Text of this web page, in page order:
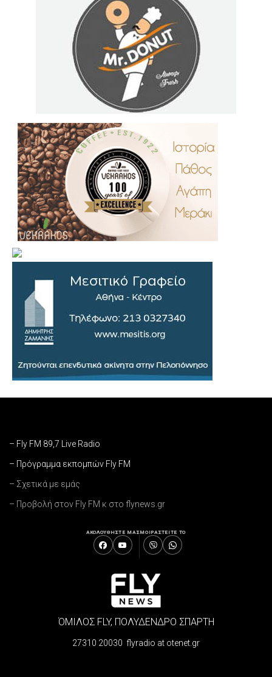
– Fly FM 89,7 Live Radio
– Πρόγραμμα εκπομπών Fly FM
– Σχετικά με εμάς
– Προβολή στον Fly FM κ στο flynews.gr
ΑΚΟΛΟΥΘΗΣΤΕ ΜΑΣΜΟΙΡΑΣΤΕΙΤΕ ΤΟ
ΌΜΙΛΟΣ FLY, ΠΟΛΥΔΕΝΔΡΟ ΣΠΑΡΤΗ
27310 20030 flyradio at otenet.gr